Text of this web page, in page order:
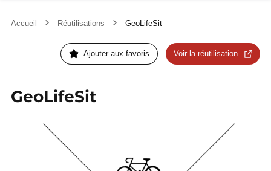
Accueil Réutilisations GeoLifeSit
Ajouter aux favoris Voir la réutilisation
GeoLifeSit